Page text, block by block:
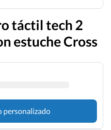
táctil tech 2
estuche Cross
personalizado